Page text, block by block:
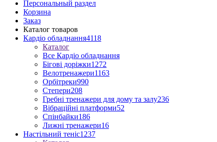
Персональный раздел
Корзина
Заказ
Каталог товаров
Кардіо обладнання4118
Каталог
Все Кардіо обладнання
Бігові доріжки1272
Велотренажери1163
Орбітреки990
Степери208
Гребні тренажери для дому та залу236
Вібраційні платформи52
Спінбайки186
Лижні тренажери16
Настільний теніс1237